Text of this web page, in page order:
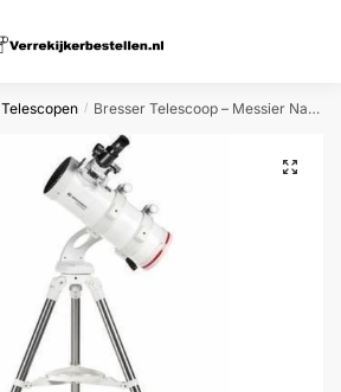
Telescopen / Bresser Telescoop – Messier Nano NT-114/500 AZ – Ideaal Op Locatie